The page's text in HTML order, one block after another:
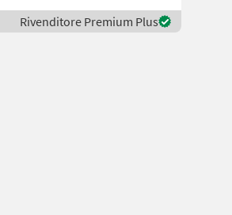
Rivenditore Premium Plus